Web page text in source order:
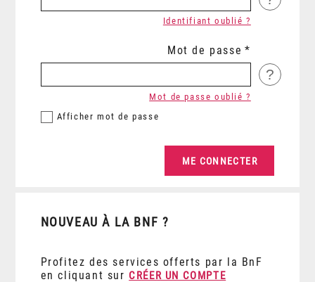
Identifiant oublié ?
Mot de passe
?
Afficher mot de passe
Mot de passe oublié ?
NOUVEAU À LA BNF ?
Profitez des services offerts par la BnF
en cliquant sur CRÉER UN COMPTE